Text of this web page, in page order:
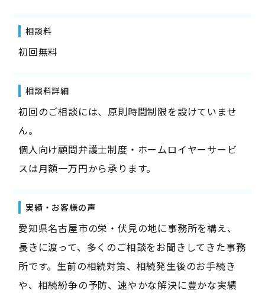
相談料
初回無料
相談料詳細
初回のご相談には、原則時間制限を設けていませ
ん。
個人向け顧問弁護士制度・ホームロイヤーサービ
スは月額一万円から承ります。
実績・お客様の声
愛知県名古屋市の栄・伏見の地に事務所を構え、
長きに渡って、多くのご相談をお聞きしてきた事務
所です。生前の相続対策、相続発生後のお手続き
や、相続紛争の予防、速やかな解決に豊かな実績